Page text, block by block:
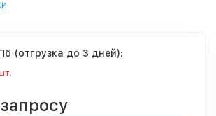
(отгрузка до 3 дней):